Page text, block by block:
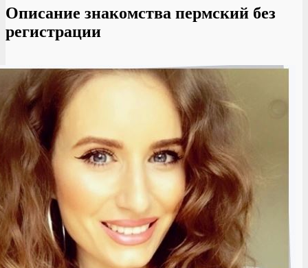
Описание знакомства пермский без
регистрации